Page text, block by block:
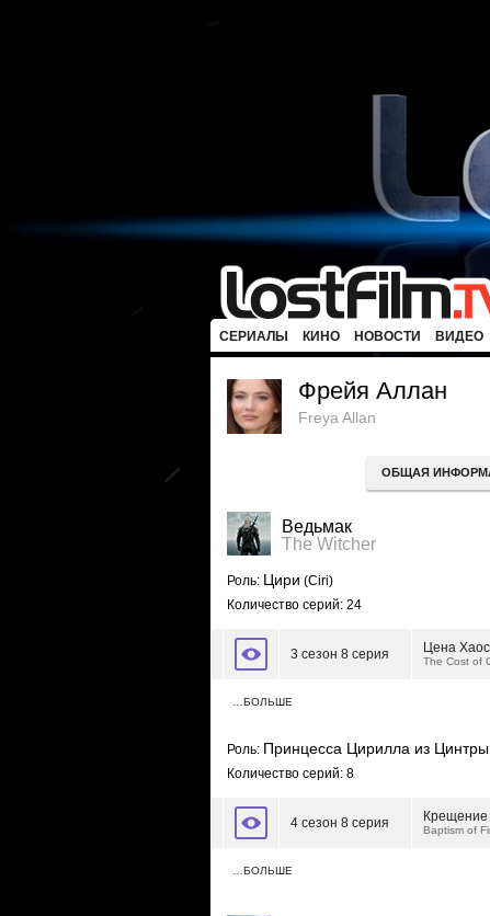
СЕРИАЛЫ КИНО НОВОСТИ ВИДЕО
Фрейя Аллан
Freya Allan
ОБЩАЯ
Ведьмак
The Witcher
Роль: Цири (Ciri)
Количество серий: 24
3 сезон 8 серия Цена
The Cost of
…БОЛЬШЕ
Роль: Принцесса Цирилла из Цинтры
Количество серий: 8
4 сезон 8 серия Крещение
Baptism of
…БОЛЬШЕ